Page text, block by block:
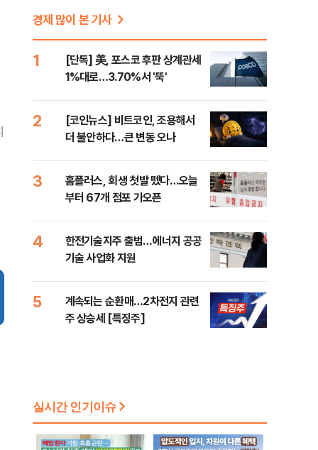
경제 많이 본 기사
1
[단독] 美, 포스코 후판 상계관세
1%대로…3.70%서 '뚝'
2
[코인뉴스] 비트코인, 조용해서
더 불안하다…큰 변동 오나
3
홈플러스, 회생 첫발 뗐다…오늘
부터 67개 점포 가오픈
4
한전기술지주 출범…에너지 공공
기술 사업화 지원
5
계속되는 순환매…2차전지 관련
주 상승세 [특징주]